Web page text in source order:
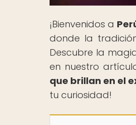
¡Bienvenidos a
donde la
Descubre la
en nuestro
que brillan en el
tu curiosidad!